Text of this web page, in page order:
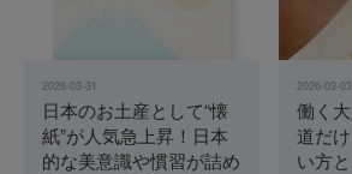
2026-03-31
日本のお土産として“懐
紙”が人気急上昇！日本
的な美意識や慣習が詰め
2026-03-03
働く
道だ
い方